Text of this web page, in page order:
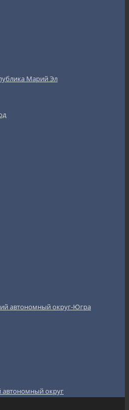
Марий Эл
автономный округ-Югра
округ